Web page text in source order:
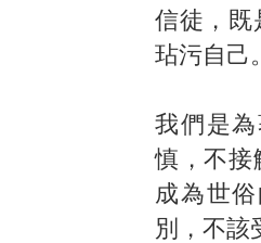
信徒，既
玷污自己
我們是
慎，不接
成為世
別，不該